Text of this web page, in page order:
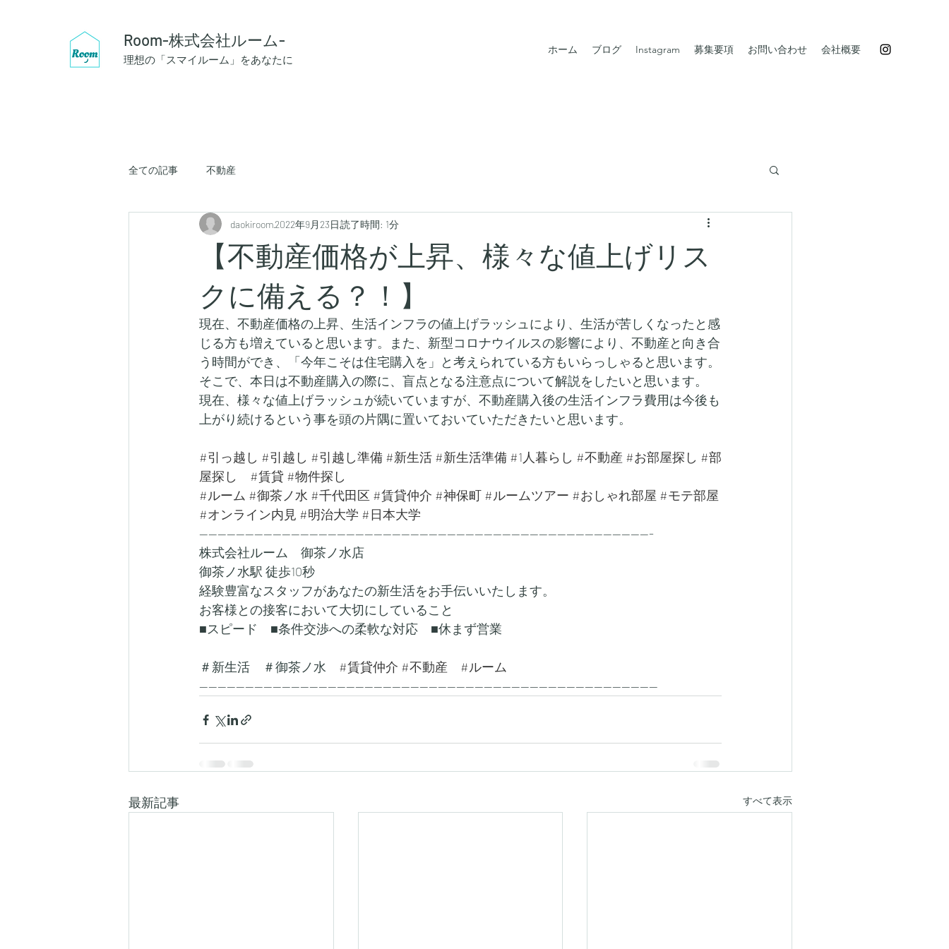
Room-株式会社ルーム-
理想の「スマイルーム」をあなたに
ホーム ブログ Instagram 募集要項 お問い合わせ 会社概要
全ての記事 不動産
【不動産価格が上昇、様々な値上げリス
クに備える？！】
daokiroom2022年9月23日読了時間: 1分
現在、不動産価格の上昇、生活インフラの値上げラッシュにより、生活が苦しくなったと感
じる方も増えていると思います。また、新型コロナウイルスの影響により、不動産と向き合
う時間ができ、「今年こそは住宅購入を」と考えられている方もいらっしゃると思います。
そこで、本日は不動産購入の際に、盲点となる注意点について解説をしたいと思います。
現在、様々な値上げラッシュが続いていますが、不動産購入後の生活インフラ費用は今後も
上がり続けるという事を頭の片隅に置いておいていただきたいと思います。
#引っ越し #引越し #引越し準備 #新生活 #新生活準備 #1人暮らし #不動産 #お部屋探し #部
屋探し
#賃貸 #物件探し
#ルーム #御茶ノ水 #千代田区 #賃貸仲介 #神保町 #ルームツアー #おしゃれ部屋 #モテ部屋
#オンライン内見 #明治大学 #日本大学
---------------------------------------------------------------------------------------------------
株式会社ルーム　御茶ノ水店
御茶ノ水駅 徒歩10秒
経験豊富なスタッフがあなたの新生活をお手伝いいたします。
お客様との接客において大切にしていること
■スピード　■条件交渉への柔軟な対応　■休まず営業
＃新生活　＃御茶ノ水 #賃貸仲介 #不動産
#ルーム
----------------------------------------------------------------------------------------------------
最新記事 すべて表示